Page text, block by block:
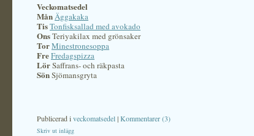
Veckomatsedel
MånÄggakaka
TisTonfisksallad med avokado
OnsTeriyakilax med grönsaker
TorMinestronesoppa
FreFredagspizza
LörSaffrans- och räkpasta
SönSjömansgryta
Publicerad iveckomatsedel|Kommentarer (3)
Skriv ut inlägg